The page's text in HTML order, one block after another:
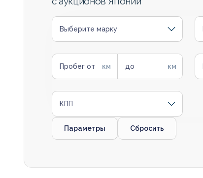
Выберите марку
Пробег от до
КПП
Параметры Сбросить